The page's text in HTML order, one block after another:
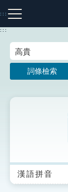
到
主
:::
注音索引圖示
生字詞彙表
:::
詞條檢索
漢語拼音